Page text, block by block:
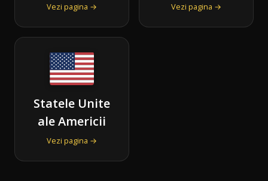
Vezi pagina → Vezi pagina →
Statele Unite
ale Americii
Vezi pagina →